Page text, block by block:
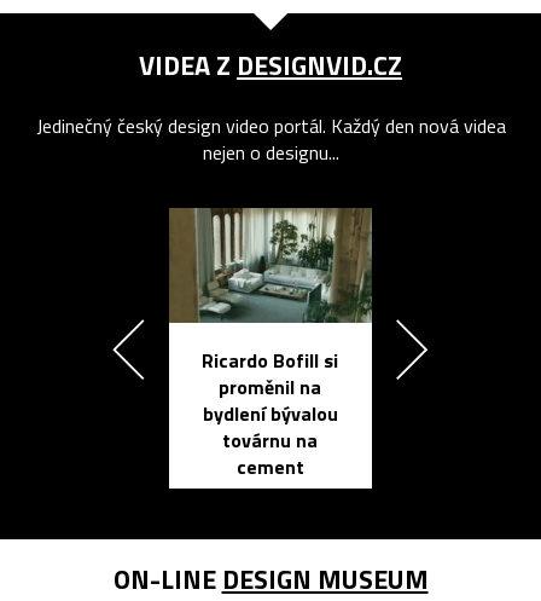
VIDEA Z DESIGNVID.CZ
Jedinečný český design video portál. Každý den nová videa
nejen o designu...
Ricardo Bofill si
proměnil na
bydlení bývalou
továrnu na
cement
ON-LINE DESIGN MUSEUM